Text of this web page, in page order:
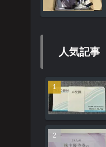
人気記事